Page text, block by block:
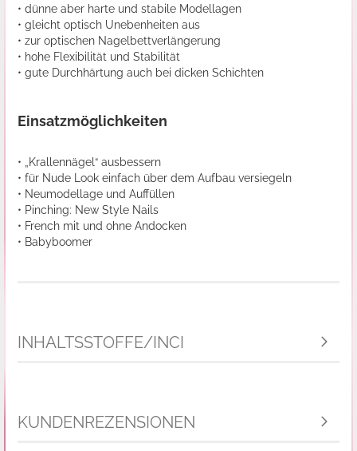
• dünne aber harte und stabile Modellagen
• gleicht optisch Unebenheiten aus
• zur optischen Nagelbettverlängerung
• hohe Flexibilität und Stabilität
• gute Durchhärtung auch bei dicken Schichten
Einsatzmöglichkeiten
• „Krallennägel“ ausbessern
• für Nude Look einfach über dem Aufbau versiegeln
• Neumodellage und Auffüllen
• Pinching: New Style Nails
• French mit und ohne Andocken
• Babyboomer
INHALTSSTOFFE/INCI
KUNDENREZENSIONEN